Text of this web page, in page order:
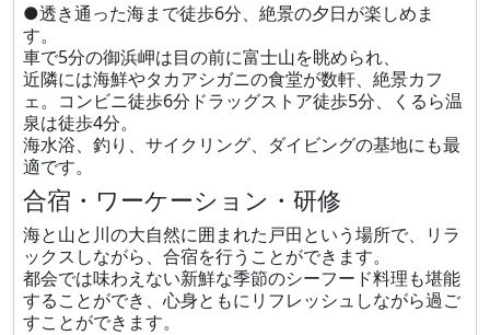
●透き通った海まで徒歩6分、絶景の夕日が楽しめま
す。
車で5分の御浜岬は目の前に富士山を眺められ、
近隣には海鮮やタカアシガニの食堂が数軒、絶景カフ
ェ。コンビニ徒歩6分ドラッグストア徒歩5分、くるら温
泉は徒歩4分。
海水浴、釣り、サイクリング、ダイビングの基地にも最
適です。
合宿・ワーケーション・研修
海と山と川の大自然に囲まれた戸田という場所で、リラ
ックスしながら、合宿を行うことができます。
都会では味わえない新鮮な季節のシーフード料理も堪能
することができ、心身ともにリフレッシュしながら過ご
すことができます。